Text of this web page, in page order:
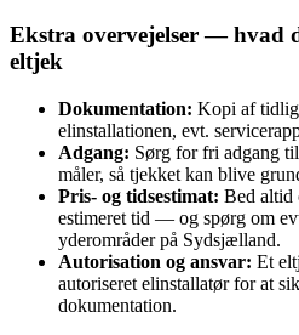
Ekstra overvejelser — hvad
eltjek
Dokumentation: Kopi af
elinstallationen, evt.
Adgang: Sørg for fri adgang
måler, så tjekket kan blive
Pris‑ og tidsestimat: Bed altid
estimeret tid — og spørg om
yderområder på Sydsjælland.
Autorisation og ansvar: Et
autoriseret elinstallatør for at
dokumentation.